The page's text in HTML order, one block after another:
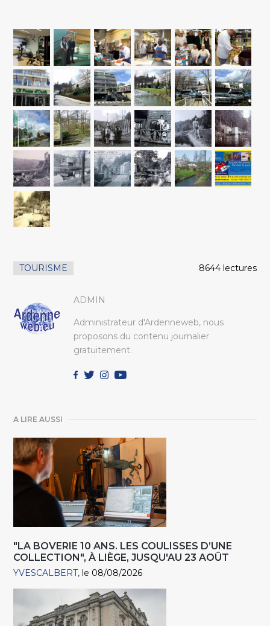
TOURISME 8644 lectures
ADMIN
Administrateur d'Ardenneweb, nous
proposons du contenu journalier
gratuitement.
A LIRE AUSSI
"LA BOVERIE 10 ANS. LES COULISSES D’UNE
COLLECTION", À LIÈGE, JUSQU'AU 23 AOÛT
YVESCALBERT le 08/08/2026